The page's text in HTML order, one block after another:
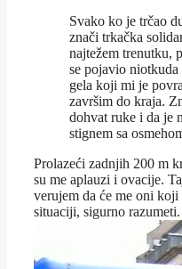
Svako ko je trčao
znači trkačka
najtežem trenutku,
se pojavio
gela koji mi je
završim do kraja.
dohvat ruke i da je
stignem sa
Prolazeći zadnjih 200 m
su me aplauzi i ovacije.
verujem da će me oni
situaciji, sigurno razumeti.